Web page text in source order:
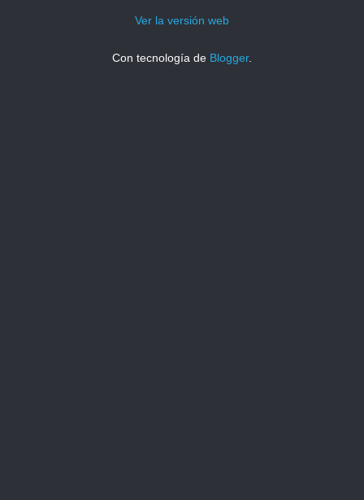
Ver la versión web
Con tecnología de Blogger.